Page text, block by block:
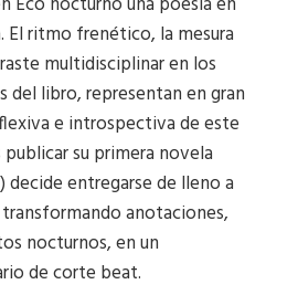
ritmo frenético, la mesura
multidisciplinar en los
del libro, representan en gran
e introspectiva de este
su primera novela
entregarse de lleno a
anotaciones,
nocturnos, en un
de corte beat.